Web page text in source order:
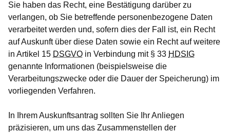
Sie haben das Recht, eine Bestätigung darüber zu
verlangen, ob Sie betreffende personenbezogene Daten
verarbeitet werden und, sofern dies der Fall ist, ein Recht
auf Auskunft über diese Daten sowie ein Recht auf weitere
in Artikel 15 DSGVO in Verbindung mit § 33 HDSIG
genannte Informationen (beispielsweise die
Verarbeitungszwecke oder die Dauer der Speicherung) im
vorliegenden Verfahren.
In Ihrem Auskunftsantrag sollten Sie Ihr Anliegen
präzisieren, um uns das Zusammenstellen der